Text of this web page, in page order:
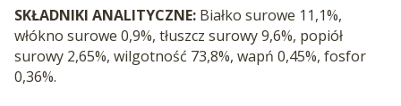
SKŁADNIKI ANALITYCZNE: Białko surowe 11,1%,
włókno surowe 0,9%, tłuszcz surowy 9,6%, popiół
surowy 2,65%, wilgotność 73,8%, wapń 0,45%, fosfor
0,36%.